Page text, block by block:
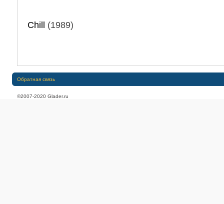
Chill (1989)
Обратная связь
©2007-2020 Glader.ru